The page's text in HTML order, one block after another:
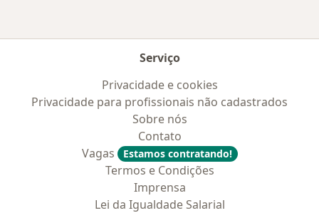
Serviço
Privacidade e cookies
Privacidade para profissionais não cadastrados
Sobre nós
Contato
Vagas
Estamos contratando!
Termos e Condições
Imprensa
Lei da Igualdade Salarial